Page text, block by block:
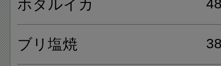
八王子ロマン地下内には、居
め、沖縄料理、焼鳥、串揚げ
ホタルイカ
ブリ塩焼